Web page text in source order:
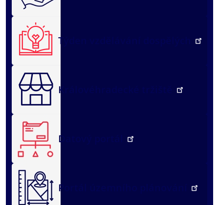
Týden vzdělávání dospělých
Královéhradecké tržiště
Datový portál
Portál územního plánování